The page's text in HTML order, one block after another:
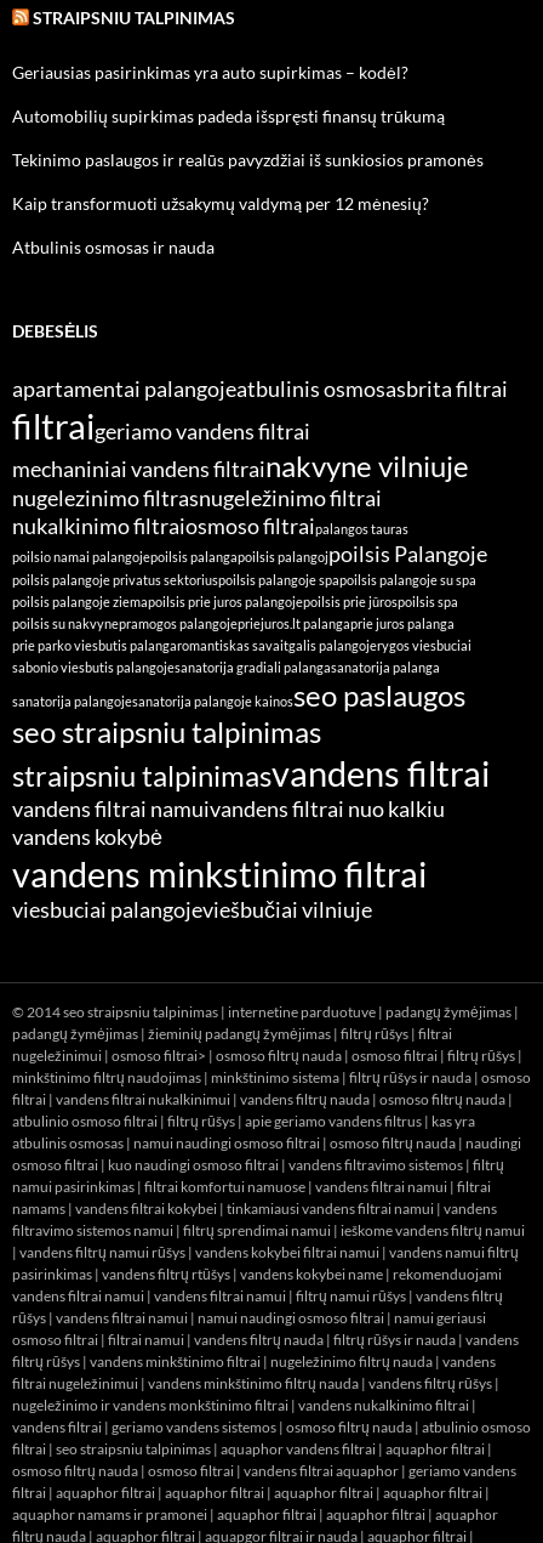
STRAIPSNIU TALPINIMAS
Geriausias pasirinkimas yra auto supirkimas – kodėl?
Automobilių supirkimas padeda išspręsti finansų trūkumą
Tekinimo paslaugos ir realūs pavyzdžiai iš sunkiosios pramonės
Kaip transformuoti užsakymų valdymą per 12 mėnesių?
Atbulinis osmosas ir nauda
DEBESĖLIS
apartamentai palangojeatbulinis osmosasbrita filtrai
filtraigeriamo vandens filtrai
mechaniniai vandens filtrainakvyne vilniuje
nugelezinimo filtrasnugeležinimo filtrai
nukalkinimo filtraiosmoso filtraipalangos tauras
poilsio namai palangojepoilsis palangapoilsis palangojpoilsis Palangoje
poilsis palangoje privatus sektoriuspoilsis palangoje spapoilsis palangoje su spa
poilsis palangoje ziemapoilsis prie juros palangojepoilsis prie jūrospoilsis spa
poilsis su nakvynepramogos palangojepriejuros.lt palangaprie juros palanga
prie parko viesbutis palangaromantiskas savaitgalis palangojerygos viesbuciai
sabonio viesbutis palangojesanatorija gradiali palangasanatorija palanga
sanatorija palangojesanatorija palangoje kainosseo paslaugos
seo straipsniu talpinimas
straipsniu talpinimasvandens filtrai
vandens filtrai namuivandens filtrai nuo kalkiu
vandens kokybė
vandens minkstinimo filtrai
viesbuciai palangojeviešbučiai vilniuje
© 2014seo straipsniu talpinimas | internetine parduotuve | padangų žymėjimas |
padangų žymėjimas | žieminių padangų žymėjimas | filtrų rūšys | filtrai
nugeležinimui | osmoso filtrai> | osmoso filtrų nauda | osmoso filtrai | filtrų rūšys |
minkštinimo filtrų naudojimas | minkštinimo sistema | filtrų rūšys ir nauda | osmoso
filtrai | vandens filtrai nukalkinimui | vandens filtrų nauda | osmoso filtrų nauda |
atbulinio osmoso filtrai | filtrų rūšys | apie geriamo vandens filtrus | kas yra
atbulinis osmosas | namui naudingi osmoso filtrai | osmoso filtrų nauda | naudingi
osmoso filtrai | kuo naudingi osmoso filtrai | vandens filtravimo sistemos | filtrų
namui pasirinkimas | filtrai komfortui namuose | vandens filtrai namui | filtrai
namams | vandens filtrai kokybei | tinkamiausi vandens filtrai namui | vandens
filtravimo sistemos namui | filtrų sprendimai namui | ieškome vandens filtrų namui
| vandens filtrų namui rūšys | vandens kokybei filtrai namui | vandens namui filtrų
pasirinkimas | vandens filtrų rtūšys | vandens kokybei name | rekomenduojami
vandens filtrai namui | vandens filtrai namui | filtrų namui rūšys | vandens filtrų
rūšys | vandens filtrai namui | namui naudingi osmoso filtrai | namui geriausi
osmoso filtrai | filtrai namui | vandens filtrų nauda | filtrų rūšys ir nauda | vandens
filtrų rūšys | vandens minkštinimo filtrai | nugeležinimo filtrų nauda | vandens
filtrai nugeležinimui | vandens minkštinimo filtrų nauda | vandens filtrų rūšys |
nugeležinimo ir vandens monkštinimo filtrai | vandens nukalkinimo filtrai |
vandens filtrai | geriamo vandens sistemos | osmoso filtrų nauda | atbulinio osmoso
filtrai | seo straipsniu talpinimas | aquaphor vandens filtrai | aquaphor filtrai |
osmoso filtrų nauda | osmoso filtrai | vandens filtrai aquaphor | geriamo vandens
filtrai | aquaphor filtrai | aquaphor filtrai | aquaphor filtrai | aquaphor filtrai |
aquaphor namams ir pramonei | aquaphor filtrai | aquaphor filtrai | aquaphor
filtrų nauda | aquaphor filtrai | aquapgor filtrai ir nauda | aquaphor filtrai |